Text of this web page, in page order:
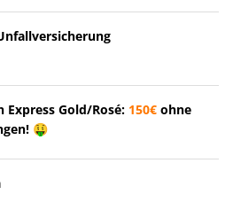
Express Gold/Rosé: 150€ ohne
🤑